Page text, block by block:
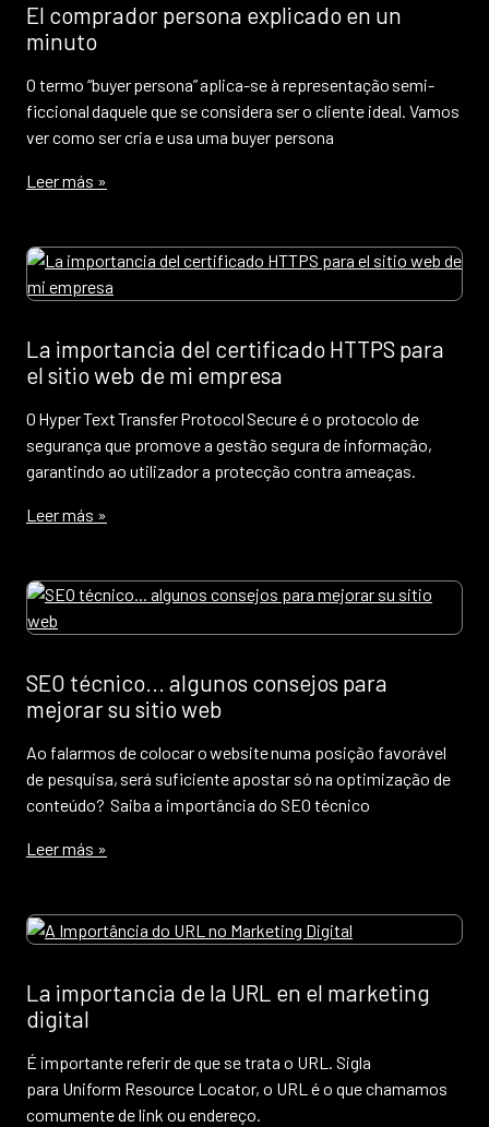
El comprador persona explicado en un
minuto
O termo “buyer persona” aplica-se à representação semi-
ficcional daquele que se considera ser o cliente ideal. Vamos
ver como ser cria e usa uma buyer persona
Leer más »
La importancia del certificado HTTPS para
el sitio web de mi empresa
O Hyper Text Transfer Protocol Secure é o protocolo de
segurança que promove a gestão segura de informação,
garantindo ao utilizador a protecção contra ameaças.
Leer más »
SEO técnico... algunos consejos para
mejorar su sitio web
Ao falarmos de colocar o website numa posição favorável
de pesquisa, será suficiente apostar só na optimização de
conteúdo? Saiba a importância do SEO técnico
Leer más »
La importancia de la URL en el marketing
digital
É importante referir de que se trata o URL. Sigla
para Uniform Resource Locator, o URL é o que chamamos
comumente de link ou endereço.